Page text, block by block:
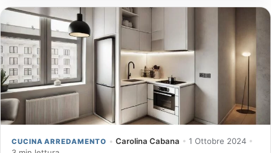
CUCINA ARREDAMENTO • Carolina Cabana • 1 Ottobre 2024 •